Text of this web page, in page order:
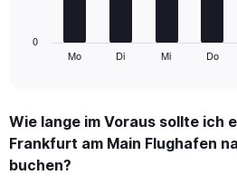
Range:
7
categories.
Mo Di Mi Do
0
Wie lange im Voraus sollte ich
Frankfurt am Main Flughafen
buchen?